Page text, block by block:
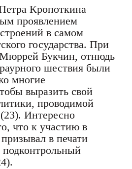
Кропоткина
проявлением
в самом
государства. При
Букчин, отнюдь
шествия были
многие
выразить свой
проводимой
Интересно
что к участию в
в печати
подконтрольный